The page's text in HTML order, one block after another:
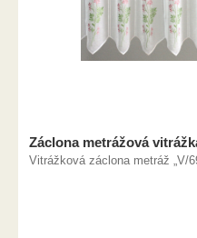
Záclona metrážová
Vitrážková záclona metráž „V/